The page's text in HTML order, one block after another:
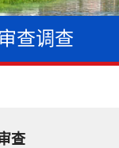
审查调查
查